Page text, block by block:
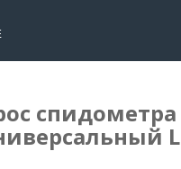
спидометра